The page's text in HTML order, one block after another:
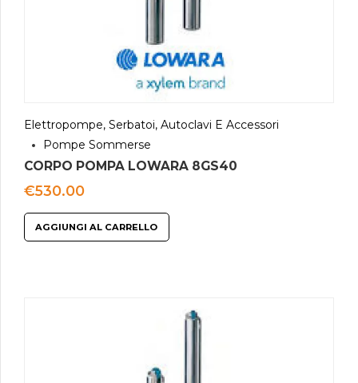
Elettropompe, Serbatoi, Autoclavi E Accessori
Pompe Sommerse
CORPO POMPA LOWARA 8GS40
€530.00
AGGIUNGI AL CARRELLO